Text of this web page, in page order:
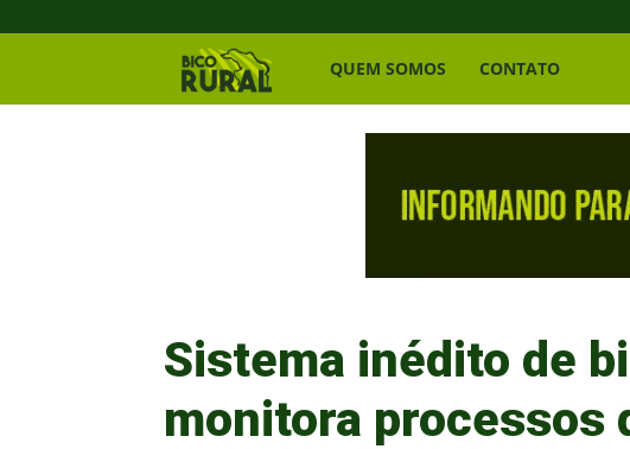
Bico
QUEM SOMOS CONTATO
Sistema inédito de
monitora processos